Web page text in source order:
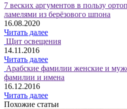
7 веских аргументов в пользу
ламелями из берёзового шпона
16.08.2020
Читать далее
Щит освещения
14.11.2016
Читать далее
Арабские фамилии женские и
фамилии и имена
16.12.2016
Читать далее
Похожие статьи